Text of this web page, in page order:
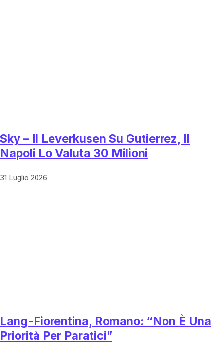
Sky – Il Leverkusen Su Gutierrez, Il
Napoli Lo Valuta 30 Milioni
31 Luglio 2026
Lang-Fiorentina, Romano: “Non È Una
Priorità Per Paratici”